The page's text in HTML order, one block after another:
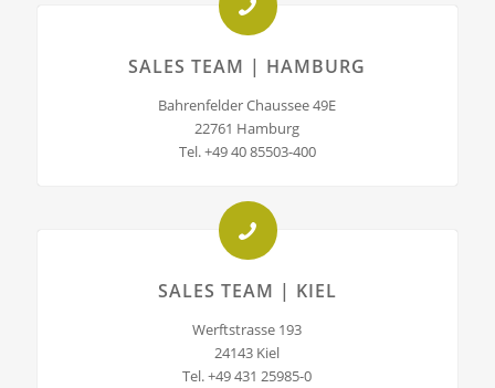
SALES TEAM | HAMBURG
Bahrenfelder Chaussee 49E
22761 Hamburg
Tel. +49 40 85503-400
SALES TEAM | KIEL
Werftstrasse 193
24143 Kiel
Tel. +49 431 25985-0